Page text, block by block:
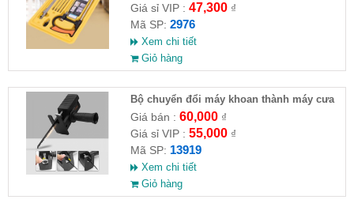
Giá sỉ VIP : 47,300₫
Mã SP: 2976
Xem chi tiết
Giỏ hàng
Bộ chuyển đổi máy khoan thành máy cưa
(loại có thương hiệu)
Giá bán : 60,000₫
Giá sỉ VIP : 55,000₫
Mã SP: 13919
Xem chi tiết
Giỏ hàng